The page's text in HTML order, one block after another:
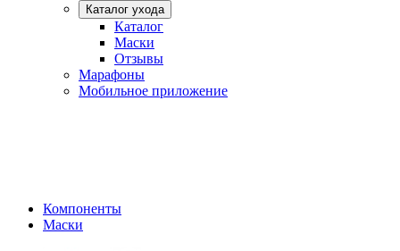
Каталог ухода
Каталог
Маски
Отзывы
Марафоны
Мобильное приложение
Компоненты
Маски